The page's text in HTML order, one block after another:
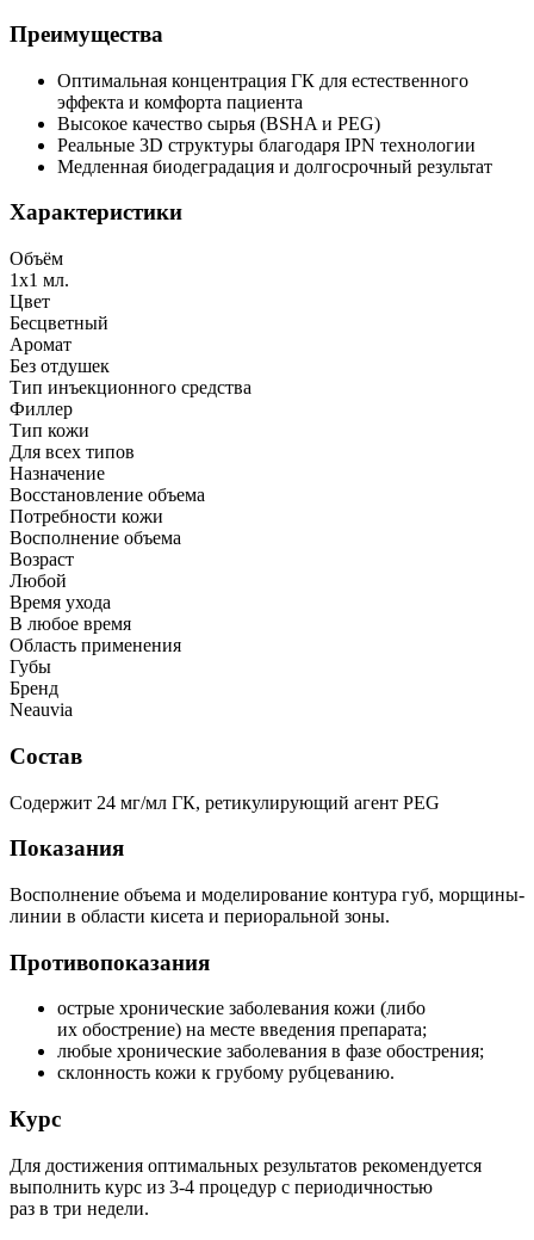
Преимущества
Оптимальная концентрация ГК для естественного
эффекта и комфорта пациента
Высокое качество сырья (BSHA и PEG)
Реальные 3D структуры благодаря IPN технологии
Медленная биодеградация и долгосрочный результат
Характеристики
Объём
1х1 мл.
Цвет
Бесцветный
Аромат
Без отдушек
Тип инъекционного средства
Филлер
Тип кожи
Для всех типов
Назначение
Восстановление объема
Потребности кожи
Восполнение объема
Возраст
Любой
Время ухода
В любое время
Область применения
Губы
Бренд
Neauvia
Состав
Содержит 24 мг/мл ГК, ретикулирующий агент PEG
Показания
Восполнение объема и моделирование контура губ, морщины-
линии в области кисета и периоральной зоны.
Противопоказания
острые хронические заболевания кожи (либо
их обострение) на месте введения препарата;
любые хронические заболевания в фазе обострения;
склонность кожи к грубому рубцеванию.
Курс
Для достижения оптимальных результатов рекомендуется
выполнить курс из 3-4 процедур с периодичностью
раз в три недели.